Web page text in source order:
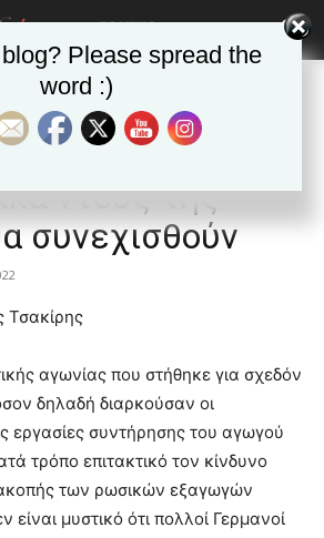
ΕΙΔΗΣΕΙΣ Κόσμος
στην «Κ»: Τα
ντους της
συνεχισθούν
Τσακίρης
αγωνίας που στήθηκε για σχεδόν
δηλαδή διαρκούσαν οι
εργασίες συντήρησης του αγωγού
τρόπο επιτακτικό τον κίνδυνο
των ρωσικών εξαγωγών
είναι μυστικό ότι πολλοί Γερμανοί
Please spread the
word :)